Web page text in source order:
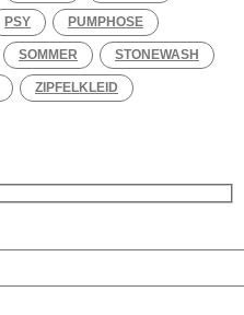
PSY PUMPHOSE
SOMMER STONEWASH
ZIPFELKLEID